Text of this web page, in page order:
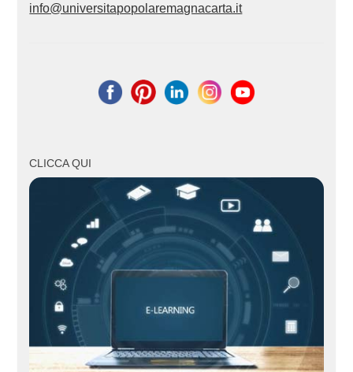
info@universitapopolaremagnacarta.it
CLICCA QUI